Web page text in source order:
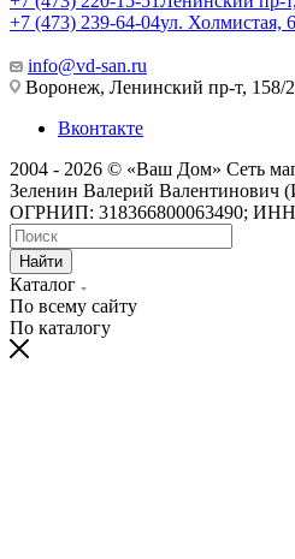
+7 (473) 239-64-04ул. Холмистая,
info@vd-san.ru
Воронеж, Ленинский пр-т, 158/2
Вконтакте
2004 - 2026 © «Ваш Дом» Сеть
Зеленин Валерий Валентинович
ОГРНИП: 318366800063490;
Найти
Каталог
По всему сайту
По каталогу